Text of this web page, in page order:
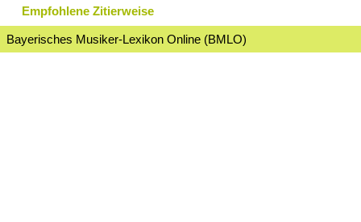
Empfohlene Zitierweise
Bayerisches Musiker-Lexikon Online (BMLO)